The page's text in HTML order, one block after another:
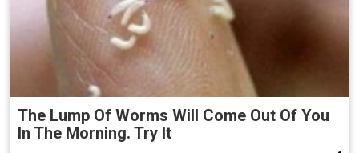
The Lump Of Worms Will Come Out Of You
In The Morning. Try It